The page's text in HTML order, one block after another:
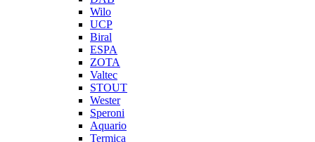
Wilo
UCP
Biral
ESPA
ZOTA
Valtec
STOUT
Wester
Speroni
Aquario
Termica